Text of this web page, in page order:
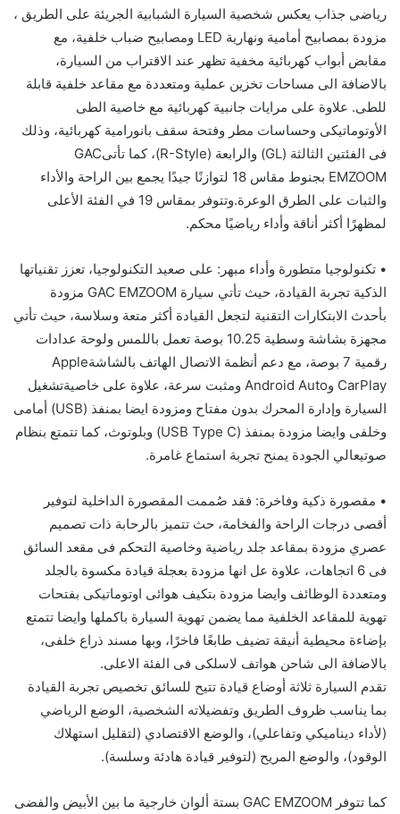
رياضى جذاب يعكس شخصية السيارة الشبابية الجريئة على الطريق ،
مزودة بمصابيح أمامية ونهارية LED ومصابيح ضباب خلفية، مع
مقابض أبواب كهربائية مخفية تظهر عند الاقتراب من السيارة،
بالاضافة الى مساحات تخزين عملية ومتعددة مع مقاعد خلفية قابلة
للطى. علاوة على مرايات جانبية كهربائية مع خاصية الطى
الوتوماتيكى وحساسات مطر وفتحة سقف بانورامية كهربائية، وذلك
فى الفئتين الثالثة (GL) والرابعة (R-Style
)،كما تأتىGAC
EMZOOM بجنوط مقاس لتوازنًا جيدًا يجمع بين الراحة والأداء
والثبات على الطرق الوعرة.وتتوفر بمقاس في الفئة الأعلى
لمظهرًا أكثر أناقة وأداء رياضيًا محكم.
• تكنولوجيا متطورة وأداء مبهر : على صعيد التكنولوجيا، تعزز تقنياتها
الذكية تجربة القيادة، حيث تأتي سيارة GAC EMZOOM مزودة
بأحدث الابتكارات التقنية لتجعل القيادة أكثر متعة وسلاسة، حيث تأتي
مجهزة بشاشة وسطية 10.25 بوصة تعمل باللمس
ولوحة عدادات
رقمية
بوصة، مع دعم أنظمة الاتصال الهاتف بالشاشةApple
CarPlay وAndroid Auto ومثبت سرعة، علاوة على خاصيةتشغيل
السيارة وإدارة المحرك بدون مفتاح ومزودة ايضا بمنفذ (
USB) أمامى
وخلفى وايضا مزودة بمنفذ (USB Type C) وبلوتوث، كما تتمتع بنظام
صوتيعالي الجودة يمنح تجربة استماع غامرة.
• مقصورة ذكية وفاخرة: فقد صُممت المقصورة الداخلية لتوفير
أقصى درجات الراحة والفخامة، حث تتميز بالرحابة ذات تصميم
عصري مزودة بمقاعد جلد رياضية وخاصية التحكم فى مقعد السائق
فى 6 اتجاهات، علاوة عل انها مزودة بعجلة قيادة مكسوة بالجلد
ومتعددة الوظائف وايضا مزودة بتكيف هوائى اوتوماتيكى بفتحات
تهوية للمقاعد الخلفية مما يضمن تهوية السيارة باكملها وايضا تتمتع
بإضاءة محيطية أنيقة تضيف طابعًا فاخرًا، وبها مسند ذراع خلفى،
بالاضافة الى شاحن هواتف لاسلكى فى الفئة الاعلى.
تقدم السيارة ثلاثة أوضاع قيادة تتيح للسائق تخصيص تجربة القيادة
بما يناسب ظروف الطريق وتفضيلاته الشخصية، الوضع الرياضي
(لأداء ديناميكي وتفاعلي)، والوضع الاقتصادي (لتقليل استهلاك
الوقود)، والوضع المريح (لتوفير قيادة هادئة وسلسة).
كما تتوفر GAC EMZOOM بستة ألوان خارجية ما بين الأبيض والفضى